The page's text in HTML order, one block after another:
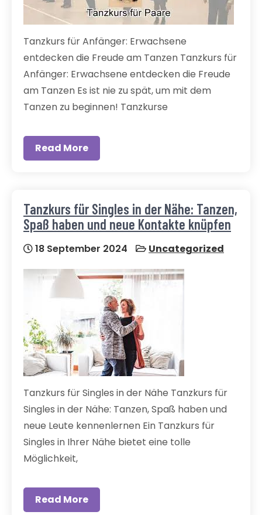
Tanzkurs für Anfänger: Erwachsene
entdecken die Freude am Tanzen Tanzkurs für
Anfänger: Erwachsene entdecken die Freude
am Tanzen Es ist nie zu spät, um mit dem
Tanzen zu beginnen! Tanzkurse
Read More
Tanzkurs für Singles in der Nähe: Tanzen,
Spaß haben und neue Kontakte knüpfen
18 September 2024 Uncategorized
Tanzkurs für Singles in der Nähe Tanzkurs für
Singles in der Nähe: Tanzen, Spaß haben und
neue Leute kennenlernen Ein Tanzkurs für
Singles in Ihrer Nähe bietet eine tolle
Möglichkeit,
Read More